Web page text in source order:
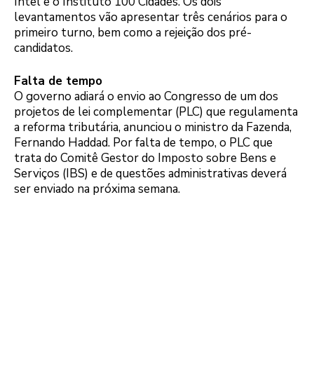
levantamentos vão apresentar três cenários para o
primeiro turno, bem como a rejeição dos pré-
candidatos.
Falta de tempo
O governo adiará o envio ao Congresso de um dos
projetos de lei complementar (PLC) que regulamenta
a reforma tributária, anunciou o ministro da Fazenda,
Fernando Haddad. Por falta de tempo, o PLC que
trata do Comitê Gestor do Imposto sobre Bens e
Serviços (IBS) e de questões administrativas deverá
ser enviado na próxima semana.